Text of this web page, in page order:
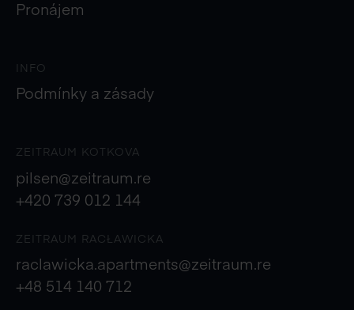
Pronájem
INFO
Podmínky a zásady
ZEITRAUM KOTKOVA
pilsen@zeitraum.re
+420 739 012 144
ZEITRAUM RACŁAWICKA
raclawicka.apartments@zeitraum.re
+48 514 140 712